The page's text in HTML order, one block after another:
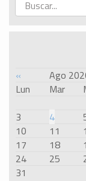
« Ago
Lun
Mar
3
4
10
11
17
18
24
25
31